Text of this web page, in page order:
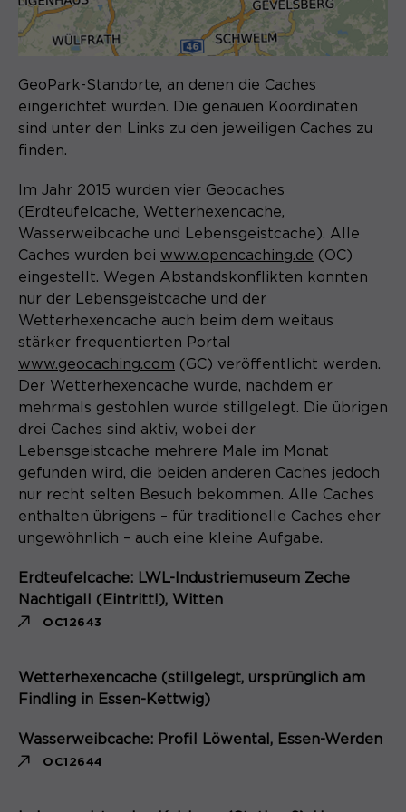
GeoPark-Standorte, an denen die Caches
eingerichtet wurden. Die genauen Koordinaten
sind unter den Links zu den jeweiligen Caches zu
finden.
Im Jahr 2015 wurden vier Geocaches
(Erdteufelcache, Wetterhexencache,
Wasserweibcache und Lebensgeistcache). Alle
Caches wurden bei www.opencaching.de (OC)
eingestellt. Wegen Abstandskonflikten konnten
nur der Lebensgeistcache und der
Wetterhexencache auch beim dem weitaus
stärker frequentierten Portal
www.geocaching.com (GC) veröffentlicht werden.
Der Wetterhexencache wurde, nachdem er
mehrmals gestohlen wurde stillgelegt. Die übrigen
drei Caches sind aktiv, wobei der
Lebensgeistcache mehrere Male im Monat
gefunden wird, die beiden anderen Caches jedoch
nur recht selten Besuch bekommen. Alle Caches
enthalten übrigens – für traditionelle Caches eher
ungewöhnlich – auch eine kleine Aufgabe.
Erdteufelcache: LWL-Industriemuseum Zeche
Nachtigall (Eintritt!), Witten
OC12643
Wetterhexencache (stillgelegt, ursprünglich am
Findling in Essen-Kettwig)
Wasserweibcache: Profil Löwental, Essen-Werden
OC12644
Laufzeit 1 Monat
Speichert den Zustimmungsstatus des
aktuellen Domäne.